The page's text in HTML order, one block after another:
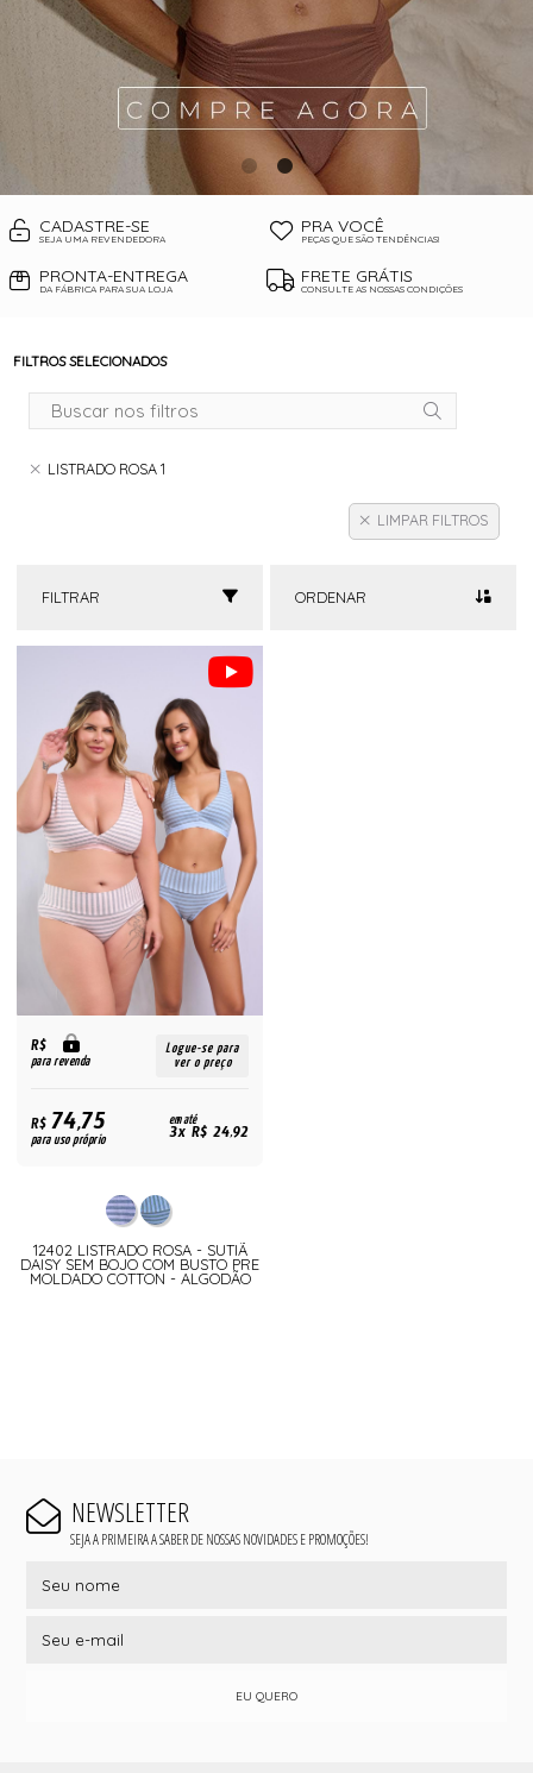
CADASTRE-SE
SEJA UMA REVENDEDORA
PRA VOCÊ
PEÇAS QUE SÃO TENDÊNCIAS!
PRONTA-ENTREGA
DA FÁBRICA PARA SUA LOJA
FRETE GRÁTIS
CONSULTE AS NOSSAS CONDIÇÕES
FILTROS SELECIONADOS
LISTRADO ROSA 1
LIMPAR FILTROS
FILTRAR ORDENAR
R$
para revenda
Logue-se para
ver o preço
R$74,75
para uso próprio
em até
3x R$ 24,92
12402 LISTRADO ROSA - SUTIÃ
DAISY SEM BOJO COM BUSTO PRE
MOLDADO COTTON - ALGODÃO
NEWSLETTER
SEJA A PRIMEIRA A SABER DE NOSSAS NOVIDADES E PROMOÇÕES!
EU QUERO